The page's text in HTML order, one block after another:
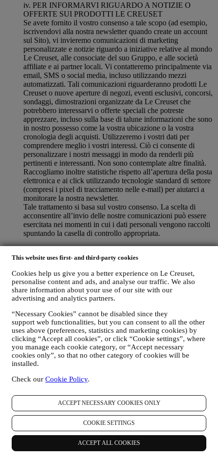
This website uses first- and third-party cookies
Cookies help us give you a better experience on Le Creuset,
personalise content and ads, and analyse our traffic. We also
share information about your use of our site with our
advertising and analytics partners.
“Necessary Cookies” cannot be disabled since they
support web functionalities, but you can consent to all the other
uses above (preferences, statistics and marketing cookies) by
clicking “Accept all cookies”, or click “Cookie settings”, where
you manage each cookie category, or “Accept necessary
cookies only”, so that no other category of cookies will be
installed.
Check our Cookie Policy.
ACCEPT NECESSARY COOKIES ONLY
COOKIE SETTINGS
ACCEPT ALL COOKIES
iv. PER INFORMARVI RIGUARDO A NOTIZIE O
OFFERTE SUI PRODOTTI LE CREUSET
Se avete fornito il vostro consenso a tale scopo (ad esempio,
iscrivendovi alla nostra newsletter quando create un account
sul Sito), vi invieremo comunicazioni di marketing
personalizzate e notizie riguardo a iniziative relative al mondo
Le Creuset, alle consociate del suo Gruppo, e alle società
affiliate e ai partner locali. Vi contatteremo principalmente via
email, SMS o social media, incluso utilizzando mezzi
automatizzati. Tali comunicazioni riguarderanno prodotti Le
Creuset o nuove aperture di negozi, eventi esclusivi, concorsi,
sondaggi, dimostrazioni organizzate da Le Creuset che
potrebbero interessarvi o offerte speciali che potreste
apprezzare, incluso sulla base di talune informazioni che sono
in nostro possesso come la vostra ubicazione o la vostra
cronologia degli acquisti. Utilizzeremo i vostri dati per
comprendere meglio i vostri interessi. Ciò ci consente di
personalizzare i nostri messaggi in modo da renderli più
pertinenti e interessanti. Non sono contemplate altre finalità.
Raccogliamo inoltre statistiche rispetto all’apertura della posta
elettronica e ai click utilizzando tecnologie standard di settore
(compresi i pixel di tracciamento nelle e-mail) per aiutarci a
monitorare la nostra newsletter.
Tale trattamento si basa sul vostro consenso. La scelta di
acconsentire all’invio delle nostre comunicazioni può essere
esercitata nei momenti in cui i dati personali vengono raccolti
spuntando la casella di controllo appropriata.
comunicazioni di marketing e dei nostri aggiornamenti in qualsiasi
comunicazioni stesse (ad esempio, cliccando sul pulsante
“Unsubscribe” (Annulla iscrizione) in fondo a qualsiasi newsletter.
Se desiderate interrompere qualsiasi delle nostre attività di
marketing, potete inviarci un’email all’indirizzo
privacy@lecreuset.com .Tratteremo la vostra richiesta di
annullamento dell’iscrizione il prima possibile, ma in alcune
circostanze potreste continuare a ricevere qualche messaggio prima
che la vostra richiesta di annullamento venga interamente elaborata.
Non trasmettiamo o vendiamo i vostri dati di contatto e altri dati
v. RINVIARE PUBBLICITÀ MIRATA/PERSONALIZZARE LE
NOSTRE OFFERTE E MIGLIORARE L’ESPERIENZA DEL
CONSUMATORE
È nostra intenzione utilizzare i vostri dati per adattare i nostri servizi
e le nostre offerte alle vostre esigenze e preferenze allo scopo di
fornirvi un’esperienza consumatore Le Creuset personalizzata.
Svolgere questa attività analizzando le vostre abitudini o interessi, ad